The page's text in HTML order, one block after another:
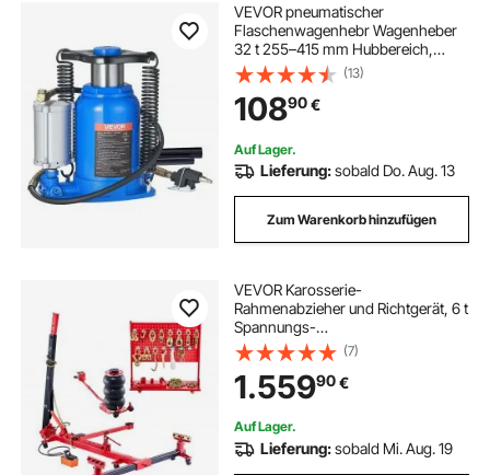
VEVOR pneumatischer
Flaschenwagenhebr Wagenheber
32 t 255–415 mm Hubbereich,
lufthydraulischer/manueller
Stempelwagenheber Wagenheber
mit Pumpe für SUV Pickup Lkw
Wohnmobil Autoreparatur blau
(13)
10890€
Auf Lager.
Lieferung:sobald Do. Aug. 13
Zum Warenkorb hinzufügen
VEVOR Karosserie-
Rahmenabzieher und Richtgerät, 6 t
Spannungs-
Karosseriereparaturausrüstung mit
3 t Airbag-Wagenheber und 45
MPa Hydraulik Fußpumpe, inkl. 16
Richtwerkzeugen, für
Autowerkstätten
(7)
1.55990€
Auf Lager.
Lieferung:sobald Mi. Aug. 19